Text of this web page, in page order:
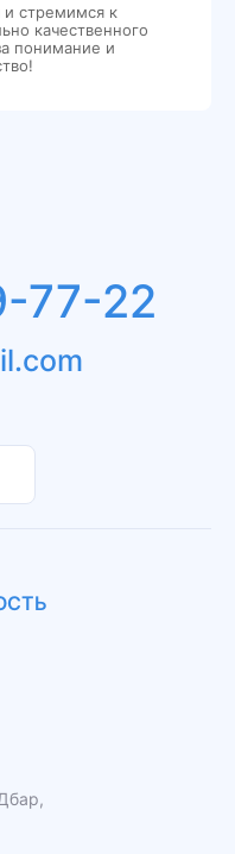
стремимся к
качественного
понимание и
77-22